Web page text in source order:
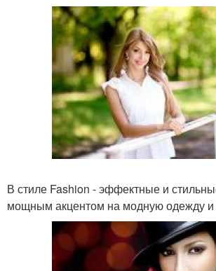
В стиле Fashion - эффектные и
мощным акцентом на модную одежду и